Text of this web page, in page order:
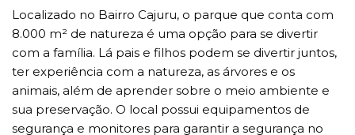
Localizado no Bairro Cajuru, o parque que conta com
8.000 m² de natureza é uma opção para se divertir
com a família. Lá pais e filhos podem se divertir juntos,
ter experiência com a natureza, as árvores e os
animais, além de aprender sobre o meio ambiente e
sua preservação. O local possui equipamentos de
segurança e monitores para garantir a segurança no